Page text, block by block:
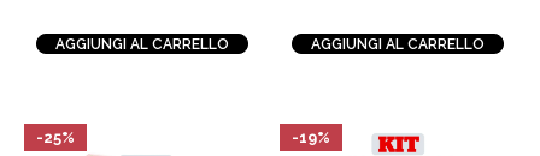
AGGIUNGI AL CARRELLO AGGIUNGI AL CARRELLO
-25% -19%